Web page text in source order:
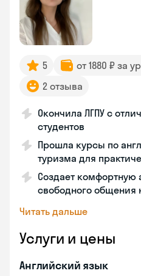
5 от 1880 ₽ за
2 отзыва
Окончила ЛГПУ с
студентов
Прошла курсы по
туризма для
Создает комфортную
свободного общения
Читать дальше
Услуги и цены
Английский язык